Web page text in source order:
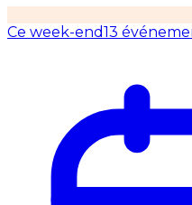
Ce week-end13